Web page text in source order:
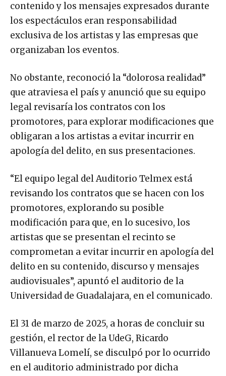
contenido y los mensajes expresados durante
los espectáculos eran responsabilidad
exclusiva de los artistas y las empresas que
organizaban los eventos.
No obstante, reconoció la “dolorosa realidad”
que atraviesa el país y anunció que su equipo
legal revisaría los contratos con los
promotores, para explorar modificaciones que
obligaran a los artistas a evitar incurrir en
apología del delito, en sus presentaciones.
“El equipo legal del Auditorio Telmex está
revisando los contratos que se hacen con los
promotores, explorando su posible
modificación para que, en lo sucesivo, los
artistas que se presentan el recinto se
comprometan a evitar incurrir en apología del
delito en su contenido, discurso y mensajes
audiovisuales”, apuntó el auditorio de la
Universidad de Guadalajara, en el comunicado.
El 31 de marzo de 2025, a horas de concluir su
gestión, el rector de la UdeG, Ricardo
Villanueva Lomelí, se disculpó por lo ocurrido
en el auditorio administrado por dicha